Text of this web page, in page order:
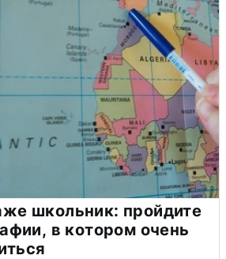
школьник: пройдите
в котором очень